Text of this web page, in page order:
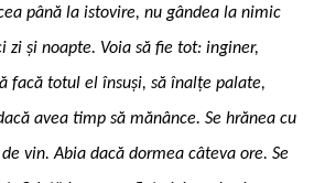
până la istovire, nu gândea la nimic
zi și noapte. Voia să fie tot: inginer,
facă totul el însuși, să înalțe palate,
avea timp să mănânce. Se hrănea cu
vin. Abia dacă dormea câteva ore. Se